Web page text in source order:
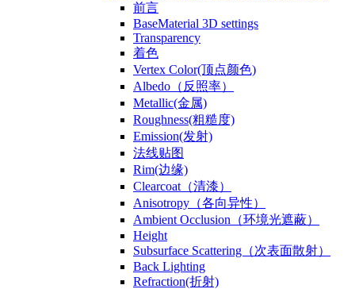
前言
BaseMaterial 3D settings
Transparency
着色
Vertex Color(顶点颜色)
Albedo（反照率）
Metallic(金属)
Roughness(粗糙度)
Emission(发射)
法线贴图
Rim(边缘)
Clearcoat（清漆）
Anisotropy（各向异性）
Ambient Occlusion（环境光遮蔽）
Height
Subsurface Scattering（次表面散射）
Back Lighting
Refraction(折射)